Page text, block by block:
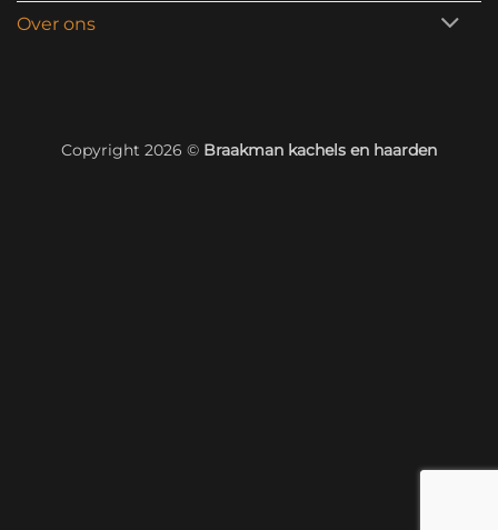
Over ons
Copyright 2026 © Braakman kachels en haarden